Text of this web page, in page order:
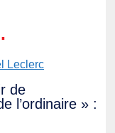
Leclerc
de
l’ordinaire » :